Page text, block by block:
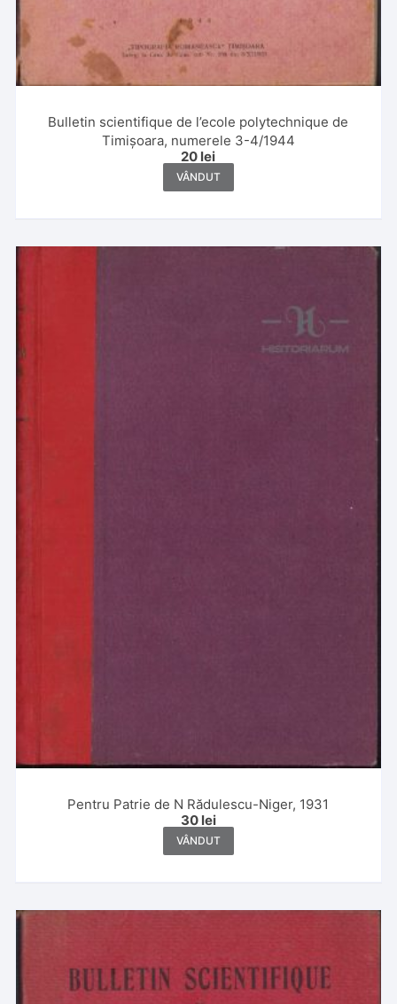
Bulletin scientifique de l’ecole polytechnique de
Timișoara, numerele 3-4/1944
20 lei
VÂNDUT
Pentru Patrie de N Rădulescu-Niger, 1931
30 lei
VÂNDUT